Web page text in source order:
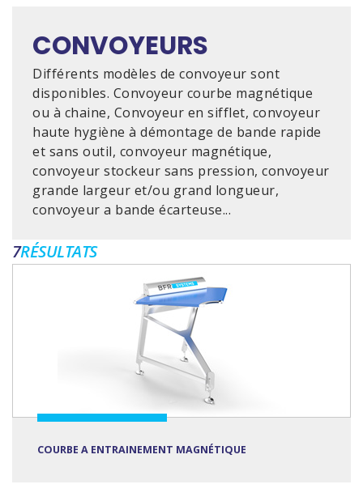
CONVOYEURS
Différents modèles de convoyeur sont
disponibles. Convoyeur courbe magnétique
ou à chaine, Convoyeur en sifflet, convoyeur
haute hygiène à démontage de bande rapide
et sans outil, convoyeur magnétique,
convoyeur stockeur sans pression, convoyeur
grande largeur et/ou grand longueur,
convoyeur a bande écarteuse...
7RÉSULTATS
COURBE A ENTRAINEMENT MAGNÉTIQUE